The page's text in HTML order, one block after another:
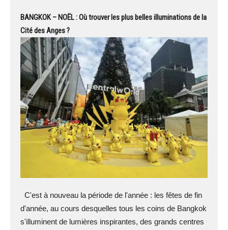
BANGKOK – NOËL : Où trouver les plus belles illuminations de la
Cité des Anges ?
C'est à nouveau la période de l'année : les fêtes de fin
d'année, au cours desquelles tous les coins de Bangkok
s'illuminent de lumières inspirantes, des grands centres